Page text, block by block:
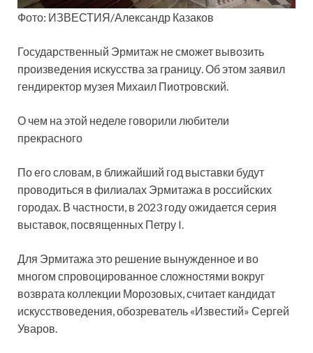
Фото: ИЗВЕСТИЯ/Александр Казаков
Государственный Эрмитаж не сможет вывозить
произведения искусства за границу. Об этом заявил
гендиректор музея Михаил Пиотровский.
О чем на этой неделе говорили любители
прекрасного
По его словам, в ближайший год выставки будут
проводиться в филиалах Эрмитажа в российских
городах. В частности, в 2023 году ожидается серия
выставок, посвященных Петру I.
Для Эрмитажа это решение вынужденное и во
многом спровоцированное сложностями вокруг
возврата коллекции Морозовых, считает кандидат
искусствоведения, обозреватель «Известий» Сергей
Уваров.